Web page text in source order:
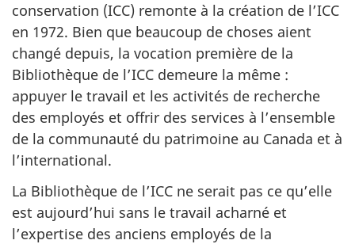
conservation (ICC) remonte à la création de l’ICC
en 1972. Bien que beaucoup de choses aient
changé depuis, la vocation première de la
Bibliothèque de l’ICC demeure la même :
appuyer le travail et les activités de recherche
des employés et offrir des services à l’ensemble
de la communauté du patrimoine au Canada et à
l’international.
La Bibliothèque de l’ICC ne serait pas ce qu’elle
est aujourd’hui sans le travail acharné et
l’expertise des anciens employés de la